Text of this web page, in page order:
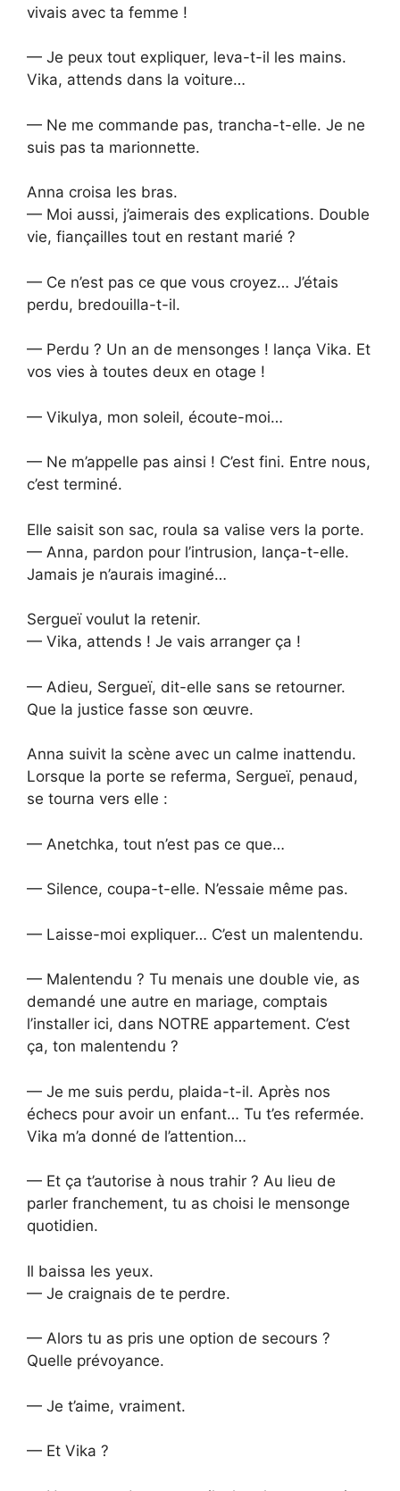
vivais avec ta femme !
— Je peux tout expliquer, leva-t-il les mains.
Vika, attends dans la voiture…
— Ne me commande pas, trancha-t-elle. Je ne
suis pas ta marionnette.
Anna croisa les bras.
— Moi aussi, j’aimerais des explications. Double
vie, fiançailles tout en restant marié ?
— Ce n’est pas ce que vous croyez… J’étais
perdu, bredouilla-t-il.
— Perdu ? Un an de mensonges ! lança Vika. Et
vos vies à toutes deux en otage !
— Vikulya, mon soleil, écoute-moi…
— Ne m’appelle pas ainsi ! C’est fini. Entre nous,
c’est terminé.
Elle saisit son sac, roula sa valise vers la porte.
— Anna, pardon pour l’intrusion, lança-t-elle.
Jamais je n’aurais imaginé…
Sergueï voulut la retenir.
— Vika, attends ! Je vais arranger ça !
— Adieu, Sergueï, dit-elle sans se retourner.
Que la justice fasse son œuvre.
Anna suivit la scène avec un calme inattendu.
Lorsque la porte se referma, Sergueï, penaud,
se tourna vers elle :
— Anetchka, tout n’est pas ce que…
— Silence, coupa-t-elle. N’essaie même pas.
— Laisse-moi expliquer… C’est un malentendu.
— Malentendu ? Tu menais une double vie, as
demandé une autre en mariage, comptais
l’installer ici, dans NOTRE appartement. C’est
ça, ton malentendu ?
— Je me suis perdu, plaida-t-il. Après nos
échecs pour avoir un enfant… Tu t’es refermée.
Vika m’a donné de l’attention…
— Et ça t’autorise à nous trahir ? Au lieu de
parler franchement, tu as choisi le mensonge
quotidien.
Il baissa les yeux.
— Je craignais de te perdre.
— Alors tu as pris une option de secours ?
Quelle prévoyance.
— Je t’aime, vraiment.
— Et Vika ?